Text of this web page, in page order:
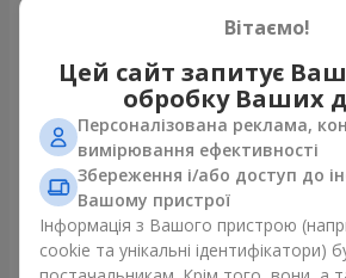
15 різнокольорових еустом
3 732 грн
Замовити
Кошик
Вітаємо!
Цей сайт запитує
обробку Ваших
Персоналізована реклама,
вимірювання ефективності
Збереження і/або доступ до
Вашому пристрої
Інформація з Вашого пристрою
cookie та унікальні ідентифікатори)